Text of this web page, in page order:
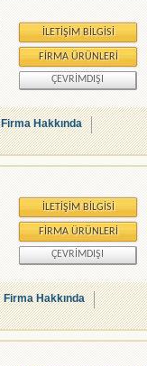
İLETIŞIM BILGISI
FIRMA ÜRÜNLERI
ÇEVRIMDIŞI
Firma Hakkında
İLETIŞIM BILGISI
FIRMA ÜRÜNLERI
ÇEVRIMDIŞI
Firma Hakkında